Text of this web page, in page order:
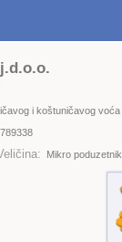
i koštuničavog voća
Mikro poduzetnik